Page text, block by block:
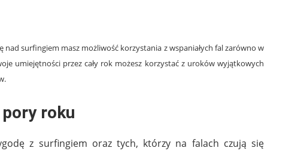
surfingiem masz możliwość korzystania z wspaniałych fal zarówno w
umiejętności przez cały rok możesz korzystać z uroków wyjątkowych
roku
z surfingiem oraz tych, którzy na falach czują się